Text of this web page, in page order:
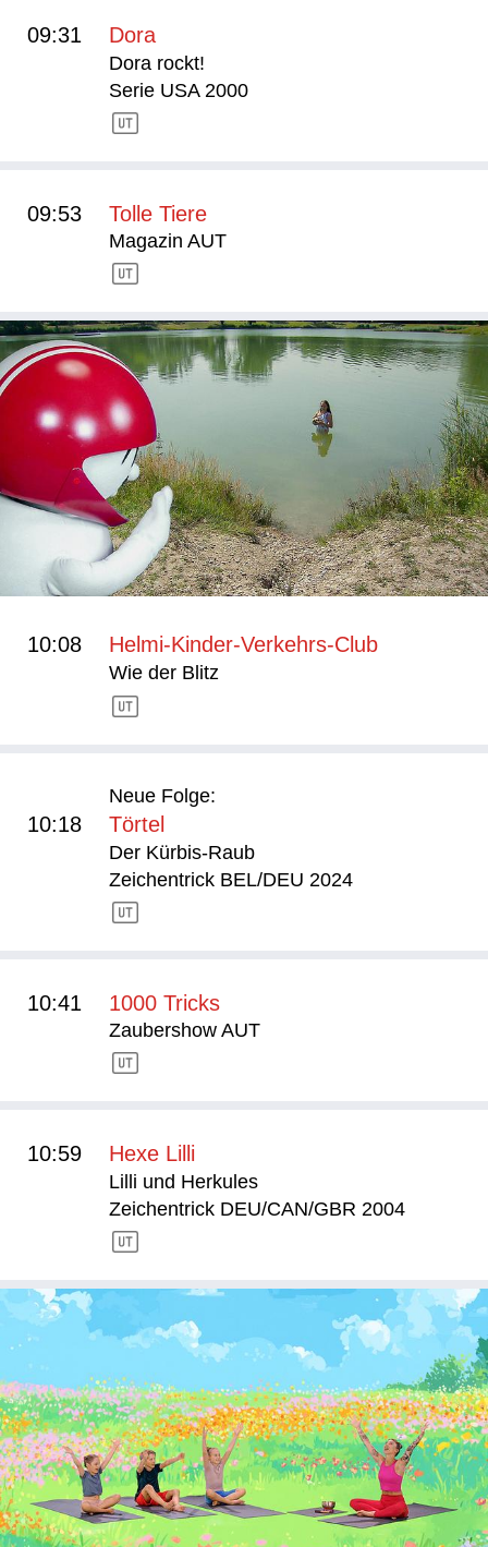
09:31 Dora
Dora rockt!
Serie USA 2000
09:53 Tolle Tiere
Magazin AUT
10:08 Helmi-Kinder-Verkehrs-Club
Wie der Blitz
Neue Folge:
10:18 Törtel
Der Kürbis-Raub
Zeichentrick BEL/DEU 2024
10:41 1000 Tricks
Zaubershow AUT
10:59 Hexe Lilli
Lilli und Herkules
Zeichentrick DEU/CAN/GBR 2004